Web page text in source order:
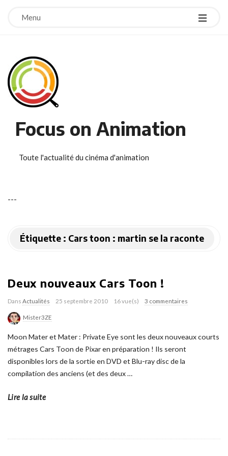
Menu
Focus on Animation
Toute l'actualité du cinéma d'animation
---
Étiquette : Cars toon : martin se la raconte
Deux nouveaux Cars Toon !
Dans Actualités 25 septembre 2010 16 vue(s) 3 commentaires
Mister3ZE
Moon Mater et Mater : Private Eye sont les deux nouveaux courts
métrages Cars Toon de Pixar en préparation ! Ils seront
disponibles lors de la sortie en DVD et Blu-ray disc de la
compilation des anciens (et des deux…
Lire la suite